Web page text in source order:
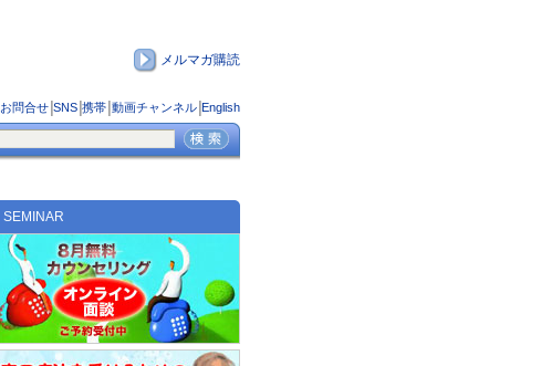
メルマガ購読
│お問合せ│SNS │携帯 │動画チャンネル│English
SEMINAR